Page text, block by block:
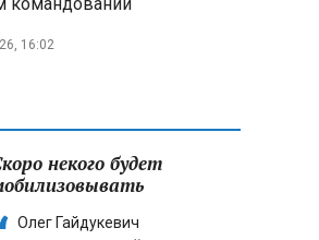
деревни
Минобороны РФ: установлен
области
в «Москва-
через которую
call-центры
похищенные деньги
16:02
некого будет
Олег Гайдукевич